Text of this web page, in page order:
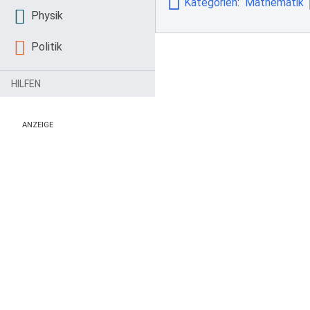
Physik
Politik
HILFEN
ANZEIGE